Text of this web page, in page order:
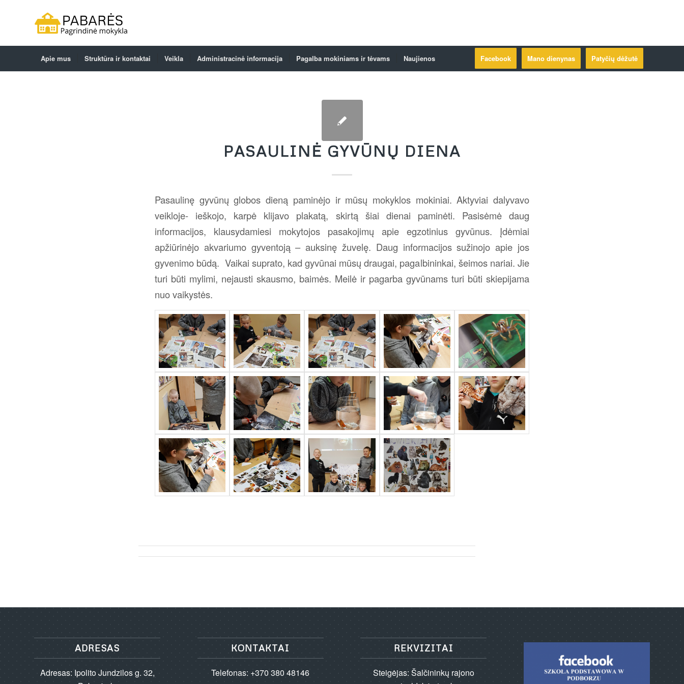
Apie mus Struktūra ir kontaktai Veikla Administracinė informacija Pagalba mokiniams ir tėvams Naujienos Patyčių dėžutė
Mano dienynas
Facebook
PASAULINĖ GYVŪNŲ DIENA
Pasaulinę gyvūnų globos dieną paminėjo ir mūsų mokyklos mokiniai. Aktyviai dalyvavo
veikloje- ieškojo, karpė klijavo plakatą, skirtą šiai dienai paminėti. Pasisėmė daug
informacijos, klausydamiesi mokytojos pasakojimų apie egzotinius gyvūnus. Įdėmiai
apžiūrinėjo akvariumo gyventoją – auksinę žuvelę. Daug informacijos sužinojo apie jos
gyvenimo būdą. Vaikai suprato, kad gyvūnai mūsų draugai, pagalbininkai, šeimos nariai. Jie
turi būti mylimi, nejausti skausmo, baimės. Meilė ir pagarba gyvūnams turi būti skiepijama
nuo vaikystės.
ADRESAS
Adresas: Ipolito Jundzilos g. 32,
KONTAKTAI
Telefonas: +370 380 48146
REKVIZITAI
Steigėjas: Šalčininkų rajono